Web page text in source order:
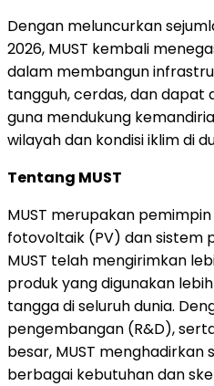
Dengan meluncurkan
2026, MUST kembali
dalam membangun
tangguh, cerdas, dan dapat
guna mendukung
wilayah dan kondisi iklim di
Tentang MUST
MUST merupakan
fotovoltaik (PV) dan sistem
MUST telah mengirimkan
produk yang digunakan
tangga di seluruh dunia.
pengembangan (R&D),
besar, MUST menghadirkan
berbagai kebutuhan dan